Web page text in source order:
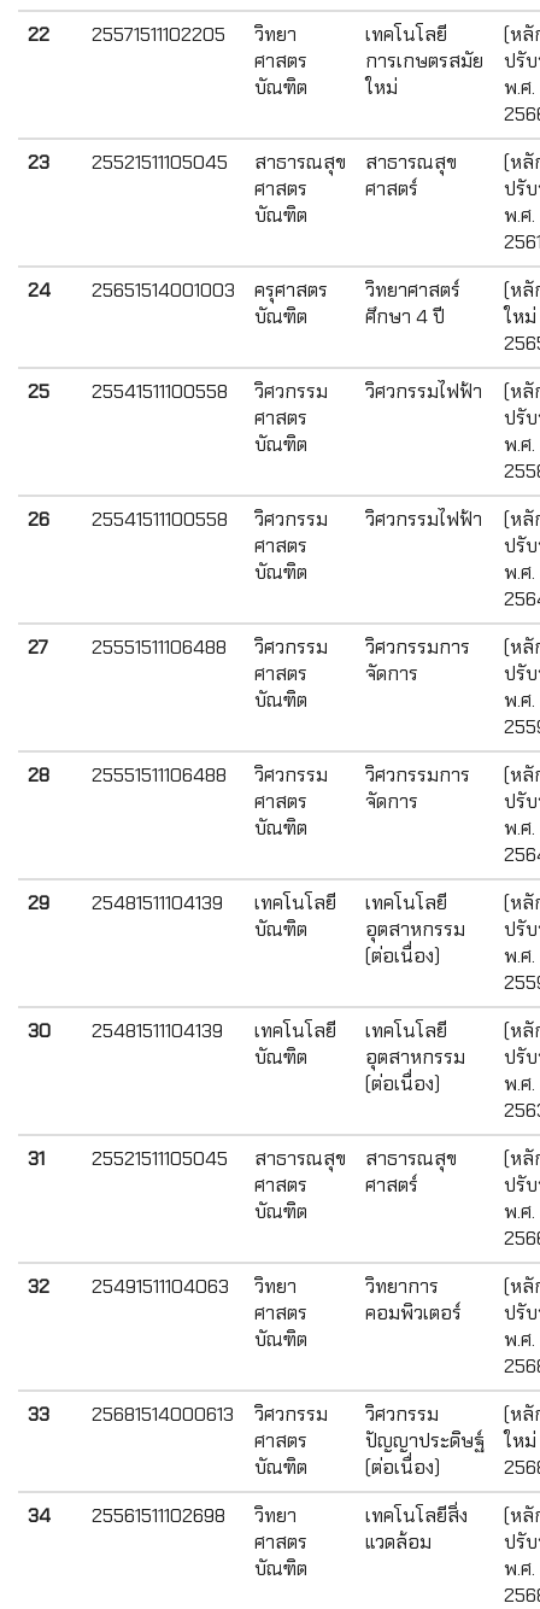
22
25571511102205
วิทยา
ศาสตร
บัณฑิต
เทคโนโลยี
การเกษตรสมัย
ใหม่
(หลั
ปรั
พ.ศ.
23
25521511105045
สาธารณสุข
ศาสตร
บัณฑิต
สาธารณสุข
ศาสตร์
(หลั
ปรั
พ.ศ.
24
25651514001003
ครุศาสตร
บัณฑิต
วิทยาศาสตร์
ศึกษา 4 ปี
(หลั
ให
25
25541511100558
วิศวกรรม
ศาสตร
บัณฑิต
วิศวกรรมไฟฟ้า
(หลั
ปรั
พ.ศ.
26
25541511100558
วิศวกรรม
ศาสตร
บัณฑิต
วิศวกรรมไฟฟ้า
(หลั
ปรั
พ.ศ.
27
25551511106488
วิศวกรรม
ศาสตร
บัณฑิต
วิศวกรรมการ
จัดการ
(หลั
ปรั
พ.ศ.
28
25551511106488
วิศวกรรม
ศาสตร
บัณฑิต
วิศวกรรมการ
จัดการ
(หลั
ปรั
พ.ศ.
29
25481511104139
เทคโนโลยี
บัณฑิต
เทคโนโลยี
อุตสาหกรรม
(ต่อเนื่อง)
(หลั
ปรั
พ.ศ.
30
25481511104139
เทคโนโลยี
บัณฑิต
เทคโนโลยี
อุตสาหกรรม
(ต่อเนื่อง)
(หลั
ปรั
พ.ศ.
31
25521511105045
สาธารณสุข
ศาสตร
บัณฑิต
สาธารณสุข
ศาสตร์
(หลั
ปรั
พ.ศ.
32
25491511104063
วิทยา
ศาสตร
บัณฑิต
วิทยาการ
คอมพิวเตอร์
(หลั
ปรั
พ.ศ.
33
25681514000613
วิศวกรรม
ศาสตร
บัณฑิต
วิศวกรรม
ปัญญาประดิษฐ์
(ต่อเนื่อง)
(หลั
ให
34
25561511102698
วิทยา
ศาสตร
บัณฑิต
เทคโนโลยีสิ่ง
แวดล้อม
(หลั
ปรั
พ.ศ.